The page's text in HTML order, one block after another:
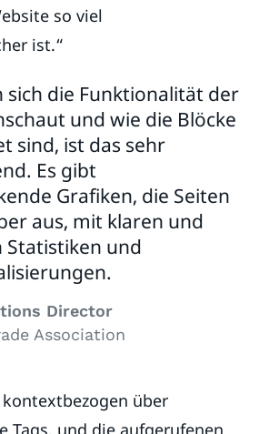
so viel
ist.“
sich die Funktionalität der
und wie die Blöcke
sind, ist das sehr
Es gibt
Grafiken, die Seiten
aus, mit klaren und
Statistiken und
Director
Association
über